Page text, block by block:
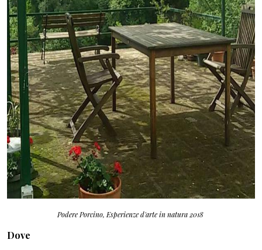
Podere Porcino, Esperienze d'arte in natura 2018
Dove